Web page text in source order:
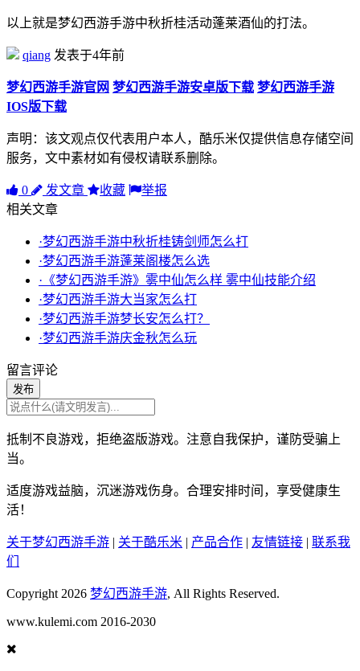
以上就是梦幻西游手游中秋折桂活动蓬莱酒仙的打法。
qiang 发表于4年前
梦幻西游手游官网 梦幻西游手游安卓版下载 梦幻西游手游
IOS版下载
声明：该文观点仅代表用户本人，酷乐米仅提供信息存储空间
服务，文中素材如有侵权请联系删除。
0 发文章 收藏
举报
相关文章
·梦幻西游手游中秋折桂铸剑师怎么打
·梦幻西游手游蓬莱阁楼怎么选
·《梦幻西游手游》雾中仙怎么样 雾中仙技能介绍
·梦幻西游手游大当家怎么打
·梦幻西游手游梦长安怎么打？
·梦幻西游手游庆金秋怎么玩
留言评论
发布
抵制不良游戏，拒绝盗版游戏。注意自我保护，谨防受骗上
当。
适度游戏益脑，沉迷游戏伤身。合理安排时间，享受健康生
活！
关于梦幻西游手游 | 关于酷乐米 | 产品合作 | 友情链接 | 联系我
们
Copyright 2026 梦幻西游手游, All Rights Reserved.
www.kulemi.com 2016-2030